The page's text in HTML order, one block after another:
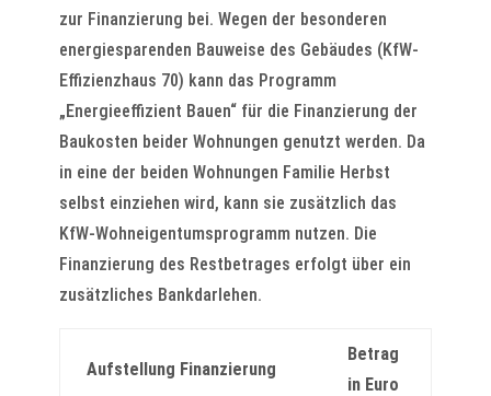
zur Finanzierung bei. Wegen der besonderen
energiesparenden Bauweise des Gebäudes (KfW-
Effizienzhaus 70) kann das Programm
„Energieeffizient Bauen“ für die Finanzierung der
Baukosten beider Wohnungen genutzt werden. Da
in eine der beiden Wohnungen Familie Herbst
selbst einziehen wird, kann sie zusätzlich das
KfW-Wohneigentumsprogramm nutzen. Die
Finanzierung des Restbetrages erfolgt über ein
zusätzliches Bankdarlehen.
Aufstellung Finanzierung
Betrag
in Euro